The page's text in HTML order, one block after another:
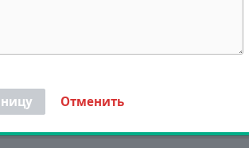
Отменить